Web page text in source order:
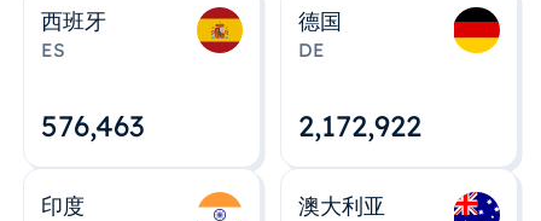
西班牙
ES
576,463
德国
DE
2,172,922
印度 澳大利亚